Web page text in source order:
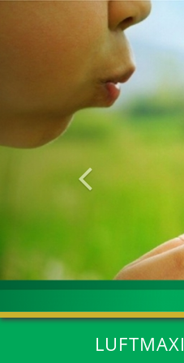
Anterior
LUFTMAXI